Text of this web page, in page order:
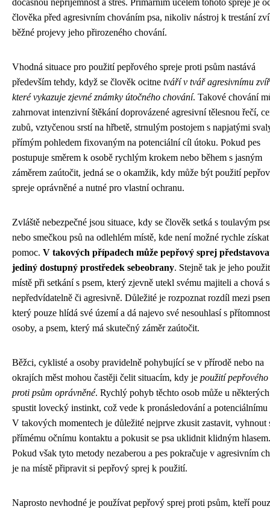
dočasnou nepříjemnost a stres. Primárním účelem tohoto spreje je
člověka před agresivním chováním psa, nikoliv nástroj k trestání
běžné projevy jeho přirozeného chování.
Vhodná situace pro použití pepřového spreje proti psům nastává
především tehdy, když se člověk ocitne tváří v tvář agresivnímu
které vykazuje zjevné známky útočného chování. Takové chování
zahrnovat intenzivní štěkání doprovázené agresivní tělesnou řečí,
zubů, vztyčenou srstí na hřbetě, strnulým postojem s napjatými
přímým pohledem fixovaným na potenciální cíl útoku. Pokud pes
postupuje směrem k osobě rychlým krokem nebo během s jasným
záměrem zaútočit, jedná se o okamžik, kdy může být použití
spreje oprávněné a nutné pro vlastní ochranu.
Zvláště nebezpečné jsou situace, kdy se člověk setká s toulavým
nebo smečkou psů na odlehlém místě, kde není možné rychle získat
pomoc. V takových případech může pepřový sprej
jediný dostupný prostředek sebeobrany. Stejně tak je jeho
místě při setkání s psem, který zjevně utekl svému majiteli a chová
nepředvídatelně či agresivně. Důležité je rozpoznat rozdíl mezi
který pouze hlídá své území a dá najevo své nesouhlasí s
osoby, a psem, který má skutečný záměr zaútočit.
Běžci, cyklisté a osoby pravidelně pohybující se v přírodě nebo na
okrajích měst mohou častěji čelit situacím, kdy je použití pepřového
proti psům oprávněné. Rychlý pohyb těchto osob může u
spustit lovecký instinkt, což vede k pronásledování a
V takových momentech je důležité nejprve zkusit zastavit, vyhnout
přímému očnímu kontaktu a pokusit se psa uklidnit klidným hlasem.
Pokud však tyto metody nezaberou a pes pokračuje v agresivním
je na místě připravit si pepřový sprej k použití.
Naprosto nevhodné je používat pepřový sprej proti psům, kteří